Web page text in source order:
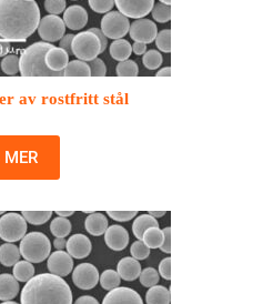
av rostfritt stål
MER